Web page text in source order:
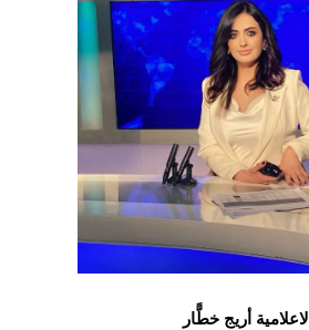
إلاعلامية أريج خطًّار